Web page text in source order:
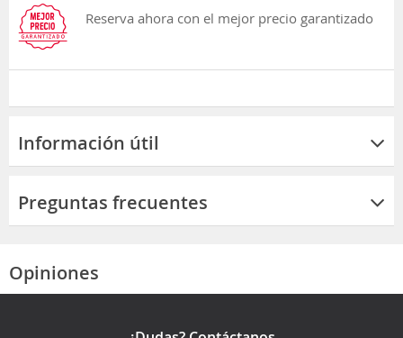
Reserva ahora con el mejor precio garantizado
Información útil
Preguntas frecuentes
Opiniones